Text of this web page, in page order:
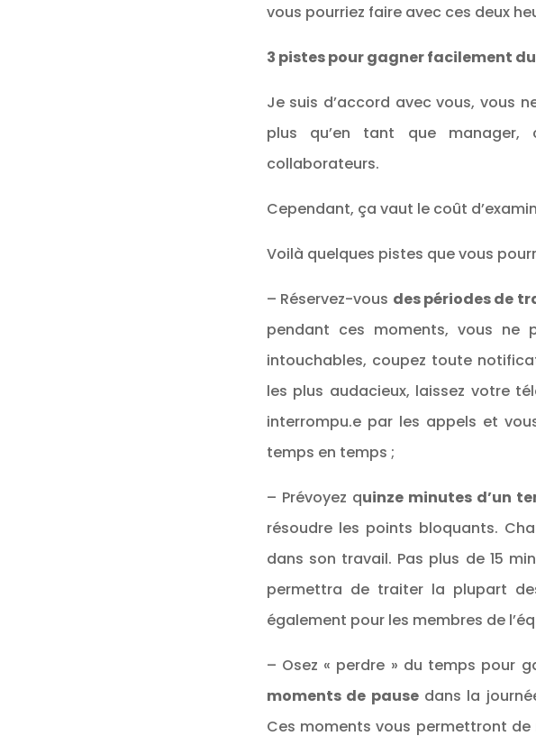
vous pourriez faire avec ces deux
3 pistes pour gagner facilement
Je suis d’accord avec vous, vous
plus qu’en tant que manager,
collaborateurs.
Cependant, ça vaut le coût
Voilà quelques pistes que vous
– Réservez-vous des périodes de
pendant ces moments, vous ne
intouchables, coupez toute
les plus audacieux, laissez votre
interrompu.e par les appels et
temps en temps ;
– Prévoyez quinze minutes d’un
résoudre les points bloquants.
dans son travail. Pas plus de 15
permettra de traiter la plupart
également pour les membres de
– Osez « perdre » du temps pour
moments de pausedans la
Ces moments vous permettront